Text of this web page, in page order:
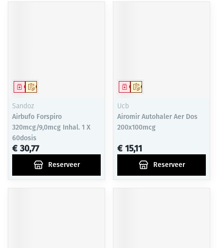
Op voorschrift
Geneesmiddel
Sandoz
Airbufo Forspiro
320mcg/9,0mcg Inhal. 1 X
60dosis
€ 30,77
Reserveer
Op voorschrift
Geneesmiddel
Ucb
Airomir Autohaler Aer Dos
200x100mcg
€ 15,11
Reserveer